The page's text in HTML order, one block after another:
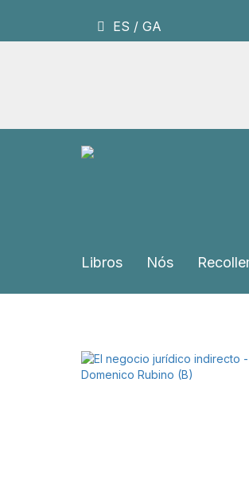
ES / GA
Libros Nós